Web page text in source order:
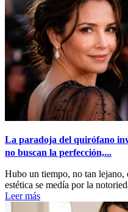
La paradoja del quirófano
no buscan la perfección,...
Hubo un tiempo, no tan lejano,
estética se medía por la
Leer más